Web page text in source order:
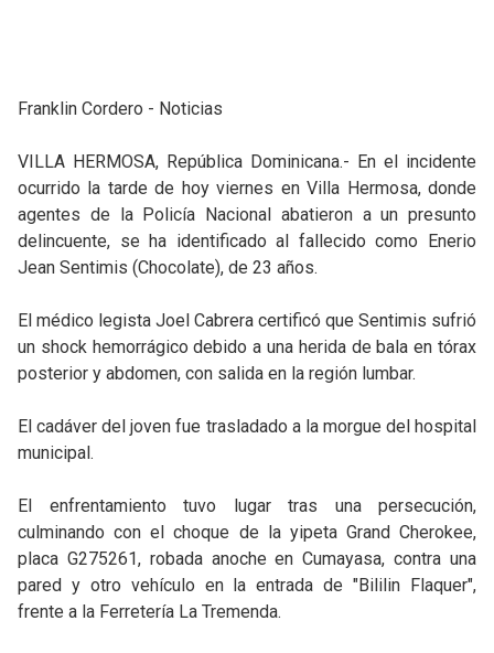
Franklin Cordero - Noticias
VILLA HERMOSA, República Dominicana.- En el incidente
ocurrido la tarde de hoy viernes en Villa Hermosa, donde
agentes de la Policía Nacional abatieron a un presunto
delincuente, se ha identificado al fallecido como Enerio
Jean Sentimis (Chocolate), de 23 años.
El médico legista Joel Cabrera certificó que Sentimis sufrió
un shock hemorrágico debido a una herida de bala en tórax
posterior y abdomen, con salida en la región lumbar.
El cadáver del joven fue trasladado a la morgue del hospital
municipal.
El enfrentamiento tuvo lugar tras una persecución,
culminando con el choque de la yipeta Grand Cherokee,
placa G275261, robada anoche en Cumayasa, contra una
pared y otro vehículo en la entrada de "Bililin Flaquer",
frente a la Ferretería La Tremenda.